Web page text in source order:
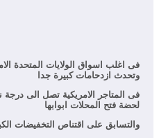
فى اغلب اسواق الولايات المتحدة
وتحدث ازدحامات كبيرة جدا
فى المتاجر الامريكية تصل الى درجة
لحضة فتح المحلات ابوابها
والتسابق على اقتناص التخفيضات